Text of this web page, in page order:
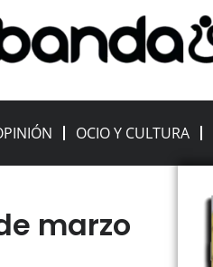
OCIO Y CULTURA
marzo